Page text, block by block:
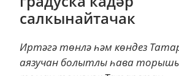
Иртәгә төнлә һәм көндез
төшәчәк.
Татарстан Гидрометеорология